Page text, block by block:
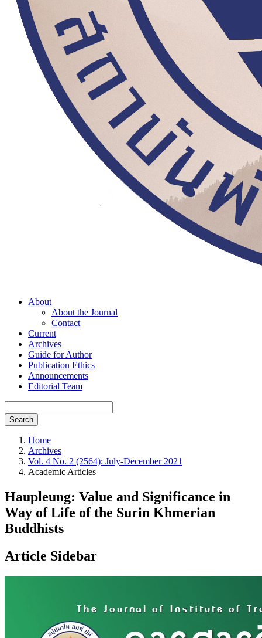
About
About the Journal
Contact
Current
Archives
Guide for Author
Publication Ethics
Announcements
Editorial Team
Search
Home
Archives
Vol. 4 No. 2 (2564): July-December 2021
Academic Articles
Haupleung: Value and Significance in
Way of Life of the Surin Khmerian
Buddhists
Article Sidebar